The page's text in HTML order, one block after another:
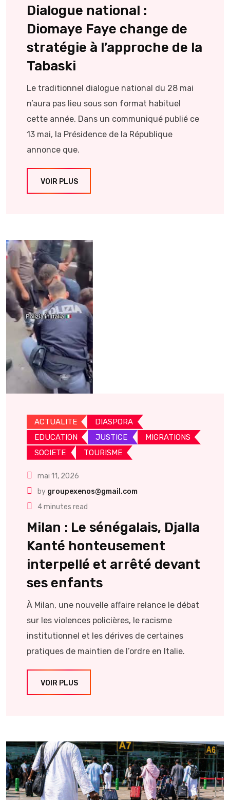
Dialogue national :
Diomaye Faye change de
stratégie à l’approche de la
Tabaski
Le traditionnel dialogue national du 28 mai
n’aura pas lieu sous son format habituel
cette année. Dans un communiqué publié ce
13 mai, la Présidence de la République
annonce que.
VOIR PLUS
ACTUALITE
DIASPORA
EDUCATION
JUSTICE
MIGRATIONS
SOCIETE
TOURISME
mai 11, 2026
by groupexenos@gmail.com
4 minutes read
Milan : Le sénégalais, Djalla
Kanté honteusement
interpellé et arrêté devant
ses enfants
À Milan, une nouvelle affaire relance le débat
sur les violences policières, le racisme
institutionnel et les dérives de certaines
pratiques de maintien de l’ordre en Italie.
VOIR PLUS